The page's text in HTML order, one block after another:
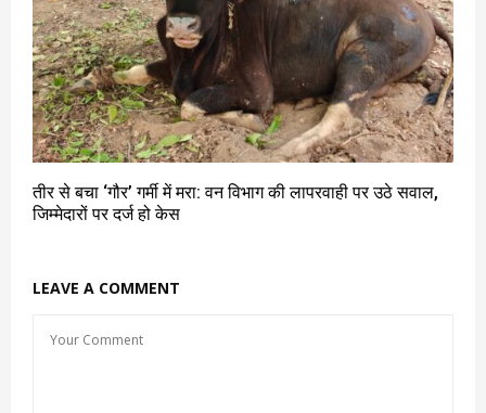
तीर से बचा ‘गौर’ गर्मी में मरा: वन विभाग की लापरवाही पर उठे सवाल,
जिम्मेदारों पर दर्ज हो केस
LEAVE A COMMENT